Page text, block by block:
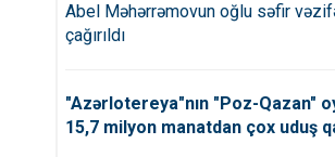
Abel Məhərrəmovun oğlu səfir
çağırıldı
"Azərlotereya"nın "Poz-Qazan"
15,7 milyon manatdan çox uduş